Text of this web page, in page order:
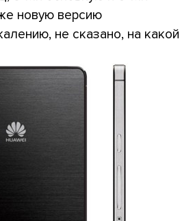
новую версию
не сказано, на какой